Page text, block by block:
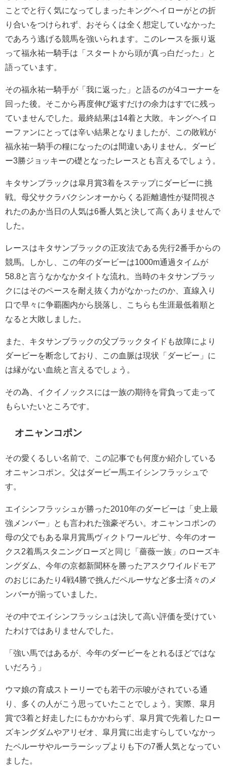
ことでと行く気になってしまったキングヘイローがとの折
り合いをつけられず、おそらくは全く想定していなかった
であろう逃げる競馬を強いられます。このレースを振り返
って福永祐一騎手は「スタートから頭が真っ白だった」と
語っています。
その福永祐一騎手が「我に返った」と語るのが4コーナーを
回った後。そこから再度伸び返すだけの余力はすでに残っ
ていませんでした。最終結果は14着と大敗。キングヘイロ
ーファンにとっては辛い結果となりましたが、この敗戦が
福永祐一騎手の糧になったのは間違いありません。ダービ
ー3勝ジョッキーの礎となったレースとも言えるでしょう。
キタサンブラックは皐月賞3着をステップにダービーに挑
戦。母父サクラバクシンオーからくる距離適性が疑問視さ
れたのあか当日の人気は6番人気と決して高くありませんで
した。
レースはキタサンブラックの正攻法である先行2番手からの
競馬。しかし、この年のダービーは1000m通過タイムが
58.8と言うなかなかタイトな流れ。当時のキタサンブラッ
クにはそのペースを耐え抜く力がなかったのか、直線入り
口で早々に争覇圏内から脱落し、こちらも生涯最低着順と
なると大敗しました。
また、キタサンブラックの父ブラックタイドも故障により
ダービーを断念しており、この血脈は現状「ダービー」に
は縁がない血統と言えるでしょう。
その為、イクイノックスには一族の期待を背負って走って
もらいたいところです。
オニャンコポン
その愛くるしい名前で、この記事でも何度か紹介している
オニャンコポン。父はダービー馬エイシンフラッシュで
す。
エイシンフラッシュが勝った2010年のダービーは「史上最
強メンバー」とも言われた強豪ぞろい。オニャンコポンの
母の父でもある皐月賞馬ヴィクトワールピサ、今年のオー
クス2着馬スタニングローズと同じ「薔薇一族」のローズキ
ングダム、今年の京都新聞杯を勝ったアスクワイルドモア
のおじにあたり4戦4勝で挑んだペルーサなど多士済々のメ
ンバーが揃っていました。
その中でエイシンフラッシュは決して高い評価を受けてい
たわけではありませんでした。
「強い馬ではあるが、今年のダービーをとれるほどではな
いだろう」
ウマ娘の育成ストーリーでも若干の示唆がされている通
り、多くの人がこう思っていたことでしょう。実際、皐月
賞で3着と好走したにもかかわらず、皐月賞で先着したロー
ズキングダムやアリゼオ、皐月賞に出走すらしていなかっ
たペルーサやルーラーシップよりも下の7番人気となってい
ました。